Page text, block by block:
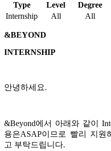
Type
Level Degree
Internship
All All
&BEYOND
INTERNSHIP
안녕하세요.
&Beyond에서 아래와 같이
용은ASAP이므로 빨리 지
고 부탁드립니다.